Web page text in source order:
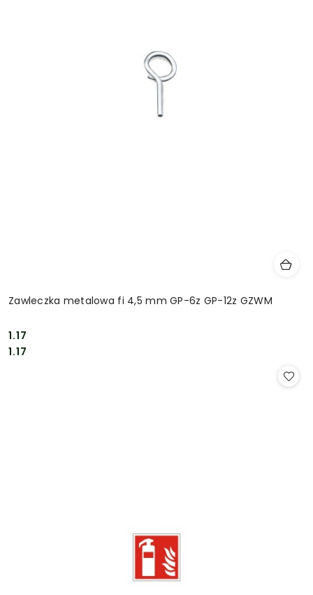
Zawleczka metalowa fi 4,5 mm GP-6z GP-12z GZWM
Cena:
1.17
Cena:
1.17